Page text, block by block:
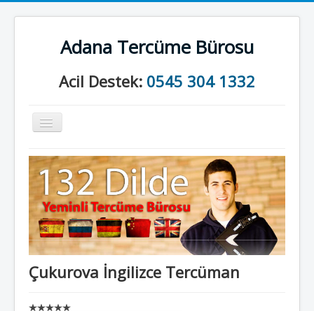
Adana Tercüme Bürosu
Acil Destek: 0545 304 1332
Gezinme
geçişini
Anasayfa
Kurumsal
Neler Yapıyoruz?
İletişim
Çukurova İngilizce Tercüman